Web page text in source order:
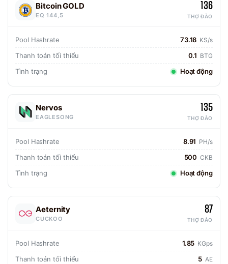
Bitcoin GOLD
EQ 144,5
136
THỢ ĐÀO
Pool Hashrate 73.18 KS/s
Thanh toán tối thiểu 0.1 BTG
Tình trạng Hoạt động
Nervos
EAGLESONG
135
THỢ ĐÀO
Pool Hashrate 8.91 PH/s
Thanh toán tối thiểu 500 CKB
Tình trạng Hoạt động
Aeternity
CUCKOO
87
THỢ ĐÀO
Pool Hashrate 1.85 KGps
Thanh toán tối thiểu 5 AE